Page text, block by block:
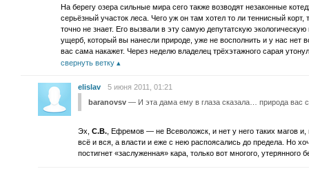
На берегу озера сильные мира сего также возводят незаконные
серьёзный участок леса. Чего уж он там хотел то ли теннисный
точно не знает. Его вызвали в эту самую депутатскую
ущерб, который вы нанесли природе, уже не восполнить и у нас нет
вас сама накажет. Через неделю владелец трёхэтажного сарая
свернуть ветку
elislav
5 июня 2011, 01:21
baranovsv — И эта дама ему в глаза сказала… природа вас
Эх, С.В. , Ефремов — не Всеволожск, и нет у него таких магов
всё и вся, а власти и еже с нею распоясались до предела. Но
постигнет «заслуженная» кара, только вот многого, утерянного